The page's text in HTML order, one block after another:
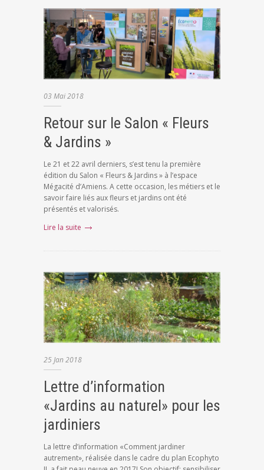
03 Mai2018
Retour sur le Salon « Fleurs
& Jardins »
Le 21 et 22 avril derniers, s’est tenu la première
édition du Salon « Fleurs & Jardins » à l’espace
Mégacité d’Amiens. A cette occasion, les métiers et le
savoir faire liés aux fleurs et jardins ont été
présentés et valorisés.
Lire la suite
25Jan 2018
Lettre d’information
«Jardins au naturel» pour les
jardiniers
La lettre d’information «Comment jardiner
autrement», réalisée dans le cadre du plan Ecophyto